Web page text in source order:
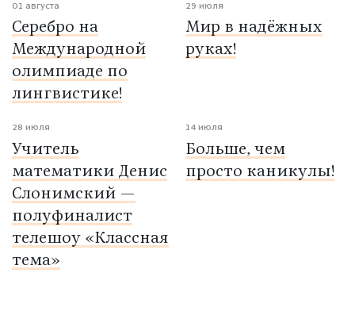
01 августа
Серебро на
Международной
олимпиаде по
лингвистике!
29 июля
Мир в надёжных
руках!
28 июля
Учитель
математики Денис
Слонимский —
полуфиналист
телешоу «Классная
тема»
14 июля
Больше, чем
просто каникулы!